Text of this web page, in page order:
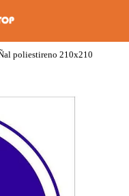
poliestireno 210x210